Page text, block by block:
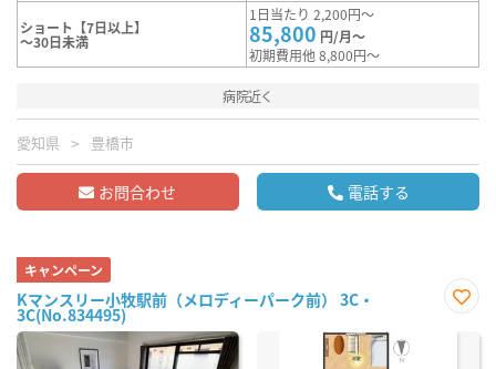
ショート【7日以上】
～30日未満
1日当たり 2,200円～
85,800 円/月～
初期費用他 8,800円～
病院近く
愛知県 豊橋市
お問合わせ 電話する
キャンペーン
Kマンスリー小牧駅前（メロディーパーク前） 3C・
3C(No.834495)
に入